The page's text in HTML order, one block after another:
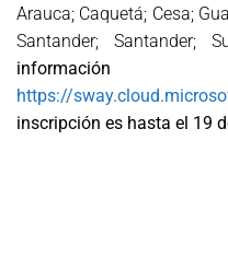
Arauca; Caquetá; Cesa;
Santander; Santander;
https://
inscripción es hasta el 19